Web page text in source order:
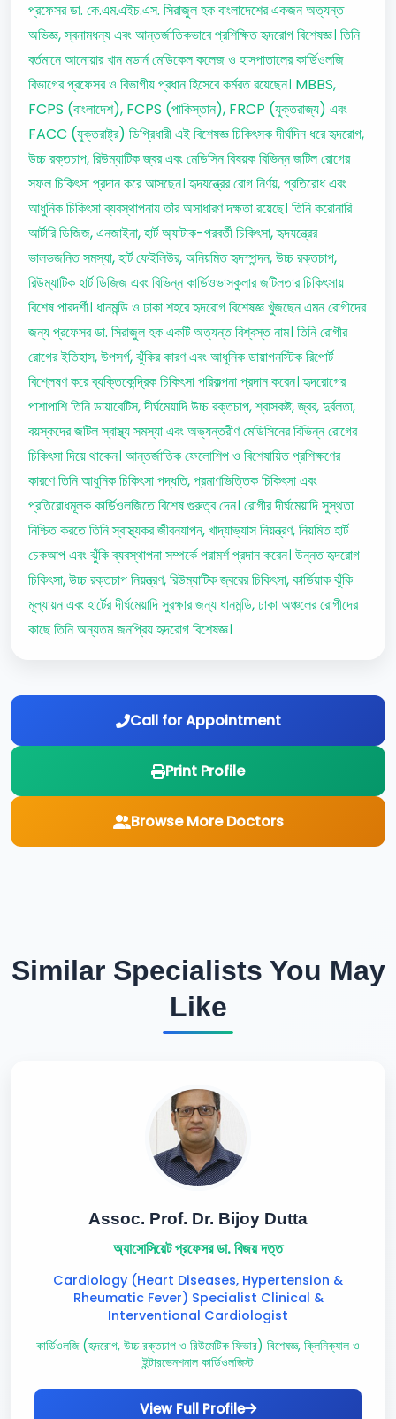
প্রফেসর ডা. কে.এম.এইচ.এস. সিরাজুল হক বাংলাদেশের একজন অত্যন্ত
অভিজ্ঞ, স্বনামধন্য এবং আন্তর্জাতিকভাবে প্রশিক্ষিত হৃদরোগ বিশেষজ্ঞ। তিনি
বর্তমানে আনোয়ার খান মডার্ন মেডিকেল কলেজ ও হাসপাতালের কার্ডিওলজি
বিভাগের প্রফেসর ও বিভাগীয় প্রধান হিসেবে কর্মরত রয়েছেন। MBBS,
FCPS (বাংলাদেশ), FCPS (পাকিস্তান), FRCP (যুক্তরাজ্য) এবং
FACC (যুক্তরাষ্ট্র) ডিগ্রিধারী এই বিশেষজ্ঞ চিকিৎসক দীর্ঘদিন ধরে হৃদরোগ,
উচ্চ রক্তচাপ, রিউম্যাটিক জ্বর এবং মেডিসিন বিষয়ক বিভিন্ন জটিল রোগের
সফল চিকিৎসা প্রদান করে আসছেন। হৃদযন্ত্রের রোগ নির্ণয়, প্রতিরোধ এবং
আধুনিক চিকিৎসা ব্যবস্থাপনায় তাঁর অসাধারণ দক্ষতা রয়েছে। তিনি করোনারি
আর্টারি ডিজিজ, এনজাইনা, হার্ট অ্যাটাক-পরবর্তী চিকিৎসা, হৃদযন্ত্রের
ভালভজনিত সমস্যা, হার্ট ফেইলিউর, অনিয়মিত হৃদস্পন্দন, উচ্চ রক্তচাপ,
রিউম্যাটিক হার্ট ডিজিজ এবং বিভিন্ন কার্ডিওভাসকুলার জটিলতার চিকিৎসায়
বিশেষ পারদর্শী। ধানমন্ডি ও ঢাকা শহরে হৃদরোগ বিশেষজ্ঞ খুঁজছেন এমন রোগীদের
জন্য প্রফেসর ডা. সিরাজুল হক একটি অত্যন্ত বিশ্বস্ত নাম। তিনি রোগীর
রোগের ইতিহাস, উপসর্গ, ঝুঁকির কারণ এবং আধুনিক ডায়াগনস্টিক রিপোর্ট
বিশ্লেষণ করে ব্যক্তিকেন্দ্রিক চিকিৎসা পরিকল্পনা প্রদান করেন। হৃদরোগের
পাশাপাশি তিনি ডায়াবেটিস, দীর্ঘমেয়াদি উচ্চ রক্তচাপ, শ্বাসকষ্ট, জ্বর, দুর্বলতা,
বয়স্কদের জটিল স্বাস্থ্য সমস্যা এবং অভ্যন্তরীণ মেডিসিনের বিভিন্ন রোগের
চিকিৎসা দিয়ে থাকেন। আন্তর্জাতিক ফেলোশিপ ও বিশেষায়িত প্রশিক্ষণের
কারণে তিনি আধুনিক চিকিৎসা পদ্ধতি, প্রমাণভিত্তিক চিকিৎসা এবং
প্রতিরোধমূলক কার্ডিওলজিতে বিশেষ গুরুত্ব দেন। রোগীর দীর্ঘমেয়াদি সুস্থতা
নিশ্চিত করতে তিনি স্বাস্থ্যকর জীবনযাপন, খাদ্যাভ্যাস নিয়ন্ত্রণ, নিয়মিত হার্ট
চেকআপ এবং ঝুঁকি ব্যবস্থাপনা সম্পর্কে পরামর্শ প্রদান করেন। উন্নত হৃদরোগ
চিকিৎসা, উচ্চ রক্তচাপ নিয়ন্ত্রণ, রিউম্যাটিক জ্বরের চিকিৎসা, কার্ডিয়াক ঝুঁকি
মূল্যায়ন এবং হার্টের দীর্ঘমেয়াদি সুরক্ষার জন্য ধানমন্ডি, ঢাকা অঞ্চলের রোগীদের
কাছে তিনি অন্যতম জনপ্রিয় হৃদরোগ বিশেষজ্ঞ।
Call for Appointment
Print Profile
Browse More Doctors
Similar Specialists You May
Like
Assoc. Prof. Dr. Bijoy Dutta
অ্যাসোসিয়েট প্রফেসর ডা. বিজয় দত্ত
Cardiology (Heart Diseases, Hypertension &
Rheumatic Fever) Specialist Clinical &
Interventional Cardiologist
কার্ডিওলজি (হৃদরোগ, উচ্চ রক্তচাপ ও রিউমেটিক ফিভার) বিশেষজ্ঞ, ক্লিনিক্যাল ও
ইন্টারভেনশনাল কার্ডিওলজিস্ট
View Full Profile